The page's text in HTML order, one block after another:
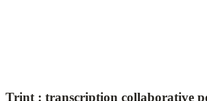
Trint : transcription collaborative